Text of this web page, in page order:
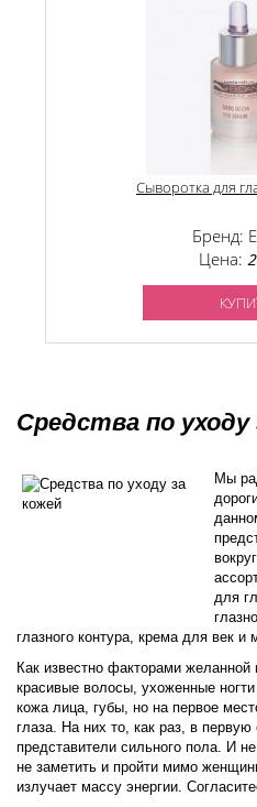
Сыворотка для
Бренд:
Цена:
Средства по уходу
Мы
для
глазного контура, крема для век и
Как известно факторами
красивые волосы, ухоженные
кожа лица, губы, но на первое
глаза. На них то, как раз, в
представители сильного пола. И
не заметить и пройти мимо
излучает массу энергии.